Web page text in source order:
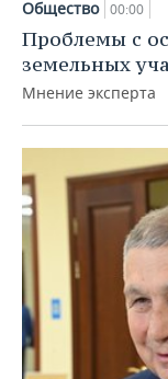
Общество 00:00
Проблемы с
земельных
Мнение эксперта